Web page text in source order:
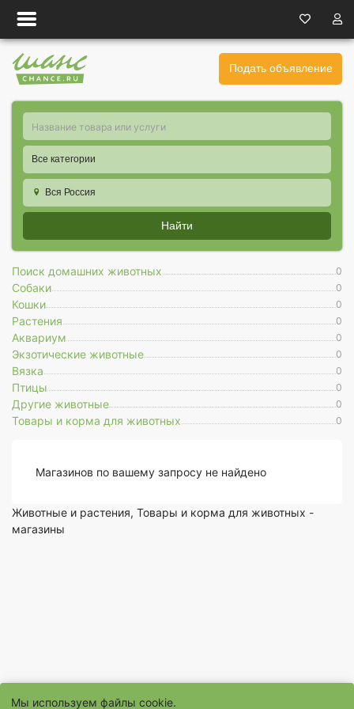
Подать объявление
Все категории
Вся Россия
Найти
Поиск домашних животных 0
Собаки 0
Кошки 0
Растения 0
Аквариум 0
Экзотические животные 0
Вязка 0
Птицы 0
Другие животные 0
Товары и корма для животных 0
Магазинов по вашему запросу не найдено
Животные и растения, Товары и корма для животных -
магазины
Мы используем файлы cookie.